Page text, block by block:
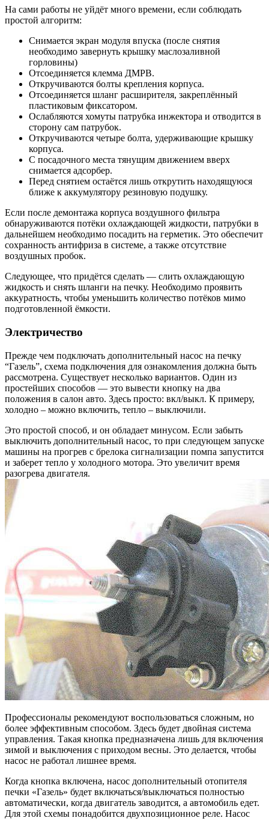
На сами работы не уйдёт много времени, если соблюдать
простой алгоритм:
Снимается экран модуля впуска (после снятия
необходимо завернуть крышку маслозаливной
горловины)
Отсоединяется клемма ДМРВ.
Откручиваются болты крепления корпуса.
Отсоединяется шланг расширителя, закреплённый
пластиковым фиксатором.
Ослабляются хомуты патрубка инжектора и отводится в
сторону сам патрубок.
Откручиваются четыре болта, удерживающие крышку
корпуса.
С посадочного места тянущим движением вверх
снимается адсорбер.
Перед снятием остаётся лишь открутить находящуюся
ближе к аккумулятору резиновую подушку.
Если после демонтажа корпуса воздушного фильтра
обнаруживаются потёки охлаждающей жидкости, патрубки в
дальнейшем необходимо посадить на герметик. Это обеспечит
сохранность антифриза в системе, а также отсутствие
воздушных пробок.
Следующее, что придётся сделать — слить охлаждающую
жидкость и снять шланги на печку. Необходимо проявить
аккуратность, чтобы уменьшить количество потёков мимо
подготовленной ёмкости.
Электричество
Прежде чем подключать дополнительный насос на печку
“Газель”, схема подключения для ознакомления должна быть
рассмотрена. Существует несколько вариантов. Один из
простейших способов — это вывести кнопку на два
положения в салон авто. Здесь просто: вкл/выкл. К примеру,
холодно – можно включить, тепло – выключили.
Это простой способ, и он обладает минусом. Если забыть
выключить дополнительный насос, то при следующем запуске
машины на прогрев с брелока сигнализации помпа запустится
и заберет тепло у холодного мотора. Это увеличит время
разогрева двигателя.
Профессионалы рекомендуют воспользоваться сложным, но
более эффективным способом. Здесь будет двойная система
управления. Такая кнопка предназначена лишь для включения
зимой и выключения с приходом весны. Это делается, чтобы
насос не работал лишнее время.
Когда кнопка включена, насос дополнительный отопителя
печки «Газель» будет включаться/выключаться полностью
автоматически, когда двигатель заводится, а автомобиль едет.
Для этой схемы понадобится двухпозиционное реле. Насос